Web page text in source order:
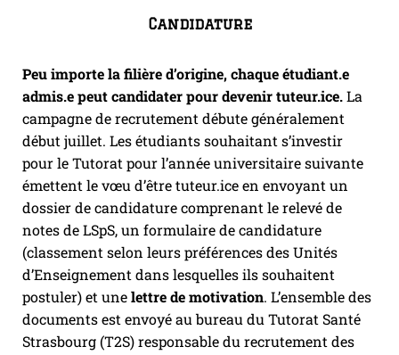
Candidature
Peu importe la filière d’origine, chaque étudiant.e
admis.e peut candidater pour devenir tuteur.ice.La
campagne de recrutement débute généralement
début juillet. Les étudiants souhaitant s’investir
pour le Tutorat pour l’année universitaire suivante
émettent le vœu d’être tuteur.ice en envoyant un
dossier de candidature comprenant le relevé de
notes de LSpS, un formulaire de candidature
(classement selon leurs préférences des Unités
d’Enseignement dans lesquelles ils souhaitent
postuler) et unelettre de motivation. L’ensemble des
documents est envoyé au bureau du Tutorat Santé
Strasbourg (T2S) responsable du recrutement des